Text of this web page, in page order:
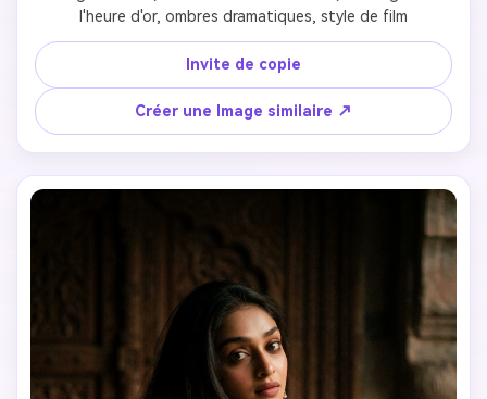
l'heure d'or, ombres dramatiques, style de film
Invite de copie
Créer une Image similaire ↗